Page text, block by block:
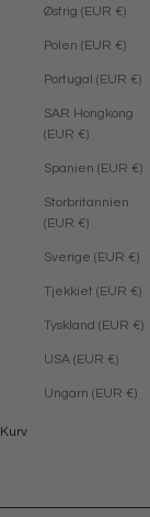
Østrig (EUR €)
Polen (EUR €)
Portugal (EUR €)
SAR Hongkong
(EUR €)
Spanien (EUR €)
Storbritannien
(EUR €)
Sverige (EUR €)
Tjekkiet (EUR €)
Tyskland (EUR €)
USA (EUR €)
Ungarn (EUR €)
Kurv